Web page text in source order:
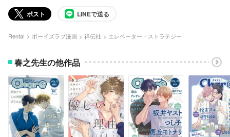
ポスト LINEで送る
Renta! ボーイズラブ漫画 祥伝社 エレベーター・ストラテジー
春之先生の他作品